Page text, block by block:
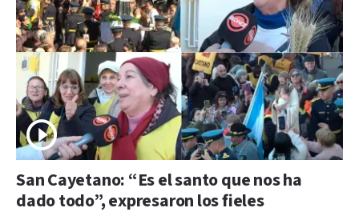
San Cayetano: “Es el santo que nos ha
dado todo”, expresaron los fieles